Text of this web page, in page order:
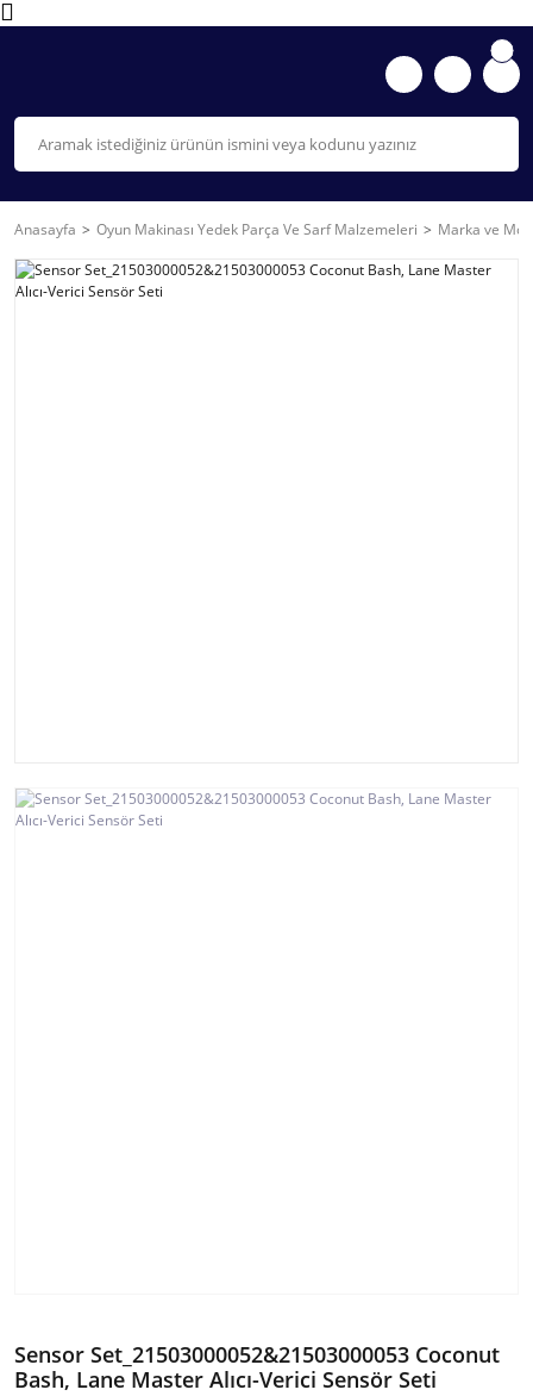
Anasayfa Oyun Makinası Yedek Parça Ve Sarf Malzemeleri Marka ve
Sensor Set_21503000052&21503000053 Coconut
Bash, Lane Master Alıcı-Verici Sensör Seti